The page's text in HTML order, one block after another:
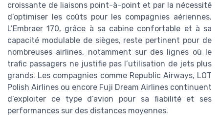
croissante de liaisons point-à-point et par la nécessité
d’optimiser les coûts pour les compagnies aériennes.
L’Embraer 170, grâce à sa cabine confortable et à sa
capacité modulable de sièges, reste pertinent pour de
nombreuses airlines, notamment sur des lignes où le
trafic passagers ne justifie pas l’utilisation de jets plus
grands. Les compagnies comme Republic Airways, LOT
Polish Airlines ou encore Fuji Dream Airlines continuent
d’exploiter ce type d’avion pour sa fiabilité et ses
performances sur des distances moyennes.